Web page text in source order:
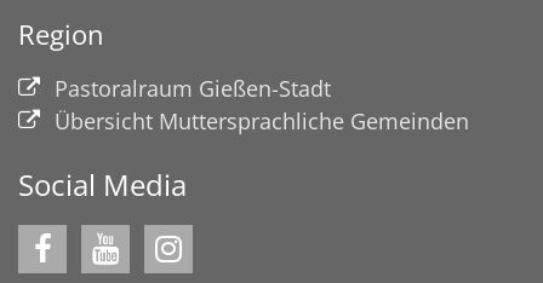
Region
Pastoralraum Gießen-Stadt
Übersicht Muttersprachliche Gemeinden
Social Media